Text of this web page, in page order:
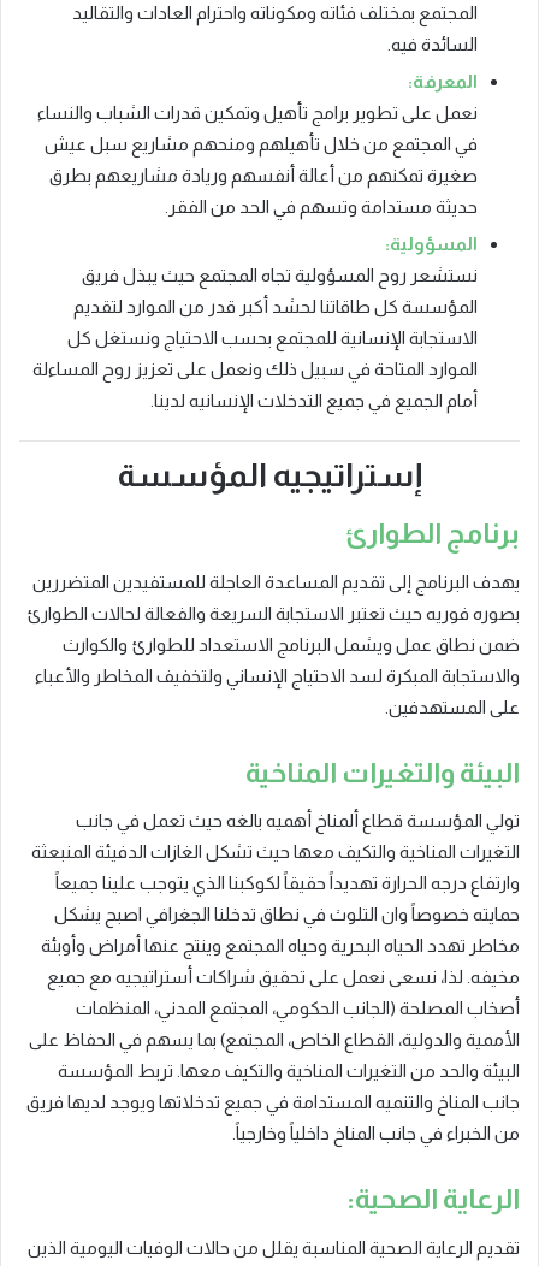
المجتمع بمختلف فئاته ومكوناته واحترام العادات والتقاليد
السائدة فيه.
المعرفة:
نعمل على تطوير برامج تأهيل وتمكين قدرات الشباب والنساء
في المجتمع من خلال تأهيلهم ومنحهم مشاريع سبل عيش
صغيرة تمكنهم من أعالة أنفسهم وريادة مشاريعهم بطرق
حديثة مستدامة وتسهم في الحد من الفقر.
المسؤولية:
نستشعر روح المسؤولية تجاه المجتمع حيث يبذل فريق
المؤسسة كل طاقاتنا لحشد أكبر قدر من الموارد لتقديم
الاستجابة الإنسانية للمجتمع بحسب الاحتياج ونستغل كل
الموارد المتاحة في سبيل ذلك ونعمل على تعزيز روح المساءلة
أمام الجميع في جميع التدخلات الإنسانيه لدينا.
إستراتيجيه المؤسسة
برنامج الطوارئ
يهدف البرنامج إلى تقديم المساعدة العاجلة للمستفيدين المتضررين
بصوره فوريه حيث تعتبر الاستجابة السريعة والفعالة لحالات الطوارئ
ضمن نطاق عمل ويشمل البرنامج الاستعداد للطوارئ والكوارث
والاستجابة المبكرة لسد الاحتياج الإنساني ولتخفيف المخاطر والأعباء
على المستهدفين.
البيئة والتغيرات المناخية
تولي المؤسسة قطاع ألمناخ أهميه بالغه حيث تعمل في جانب
التغيرات المناخية والتكيف معها حيث تشكل الغازات الدفيئة المنبعثة
وارتفاع درجه الحرارة تهديداً حقيقاً لكوكبنا الذي يتوجب علينا جميعاً
حمايته خصوصاً وان التلوث في نطاق تدخلنا الجغرافي اصبح يشكل
مخاطر تهدد الحياه البحرية وحياه المجتمع وينتج عنها أمراض وأوبئة
مخيفه. لذا، نسعى نعمل على تحقيق شراكات أستراتيجيه مع جميع
أصخاب المصلحة (الجانب الحكومي، المجتمع المدني، المنظمات
الأممية والدولية، القطاع الخاص، المجتمع) بما يسهم في الحفاظ على
البيئة والحد من التغيرات المناخية والتكيف معها. تربط المؤسسة
جانب المناخ والتنميه المستدامة في جميع تدخلاتها ويوجد لديها فريق
من الخبراء في جانب المناخ داخلياً وخارجياً.
الرعاية الصحية:
تقديم الرعاية الصحية المناسبة يقلل من حالات الوفيات اليومية الذين